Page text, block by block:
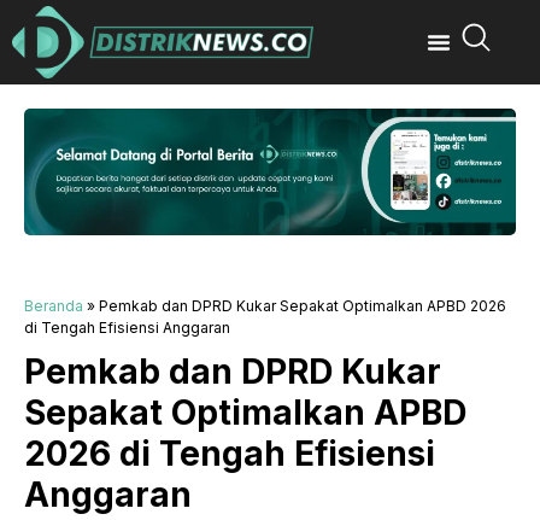
Beranda » Pemkab dan DPRD Kukar Sepakat Optimalkan APBD 2026
di Tengah Efisiensi Anggaran
Pemkab dan DPRD Kukar
Sepakat Optimalkan APBD
2026 di Tengah Efisiensi
Anggaran